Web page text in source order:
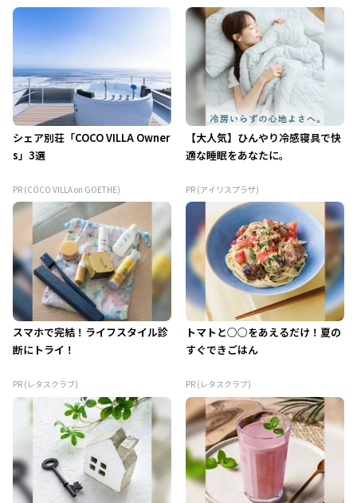
シェア別荘「COCO VILLA Owner
s」3選
PR (COCO VILLA on GOETHE)
【大人気】ひんやり冷感寝具で快
適な睡眠をあなたに。
PR (アイリスプラザ)
スマホで完結！ライフスタイル診
断にトライ！
PR (レタスクラブ)
トマトと○○をあえるだけ！夏の
すぐできごはん
PR (レタスクラブ)